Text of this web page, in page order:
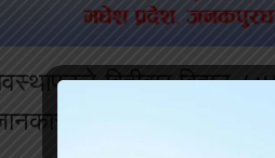
बिहीबार बिहान
प्राप्त भएको